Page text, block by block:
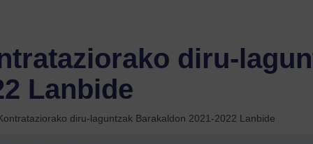
diru-
Lanbide
diru-laguntzak Barakaldon 2021-2022 Lanbide